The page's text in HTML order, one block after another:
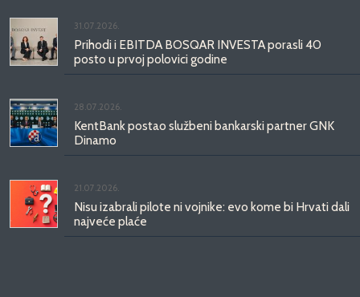
31.07.2026.
Prihodi i EBITDA BOSQAR INVESTA porasli 40
posto u prvoj polovici godine
28.07.2026.
KentBank postao službeni bankarski partner GNK
Dinamo
21.07.2026.
Nisu izabrali pilote ni vojnike: evo kome bi Hrvati dali
najveće plaće